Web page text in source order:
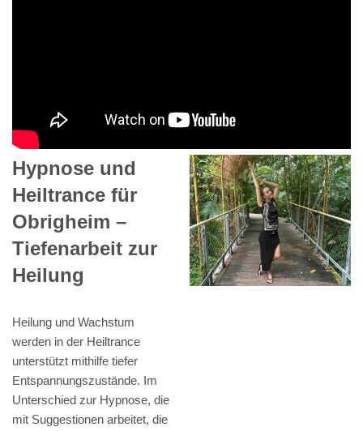
Hypnose und
Heiltrance für
Obrigheim –
Tiefenarbeit zur
Heilung
Heilung und Wachstum
werden in der Heiltrance
unterstützt mithilfe tiefer
Entspannungszustände. Im
Unterschied zur Hypnose, die
mit Suggestionen arbeitet, die